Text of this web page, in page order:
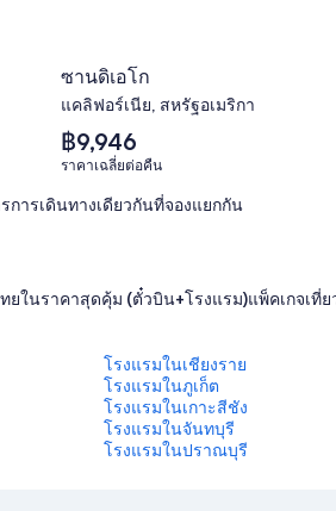
ซานดิเอโก
แคลิฟอร์เนีย, สหรัฐอเมริกา
ราคา
เฉลี่ย
คืน
฿9,946
ราคาเฉลี่ยต่อคืน
ารเดินทางเดียวกันที่จองแยกกัน
ทยในราคาสุดคุ้ม (ตั๋วบิน+โรงแรม)แพ็คเกจเที่
โรงแรมในเชียงราย
โรงแรมในภูเก็ต
โรงแรมในเกาะสีชัง
โรงแรมในจันทบุรี
โรงแรมในปราณบุรี